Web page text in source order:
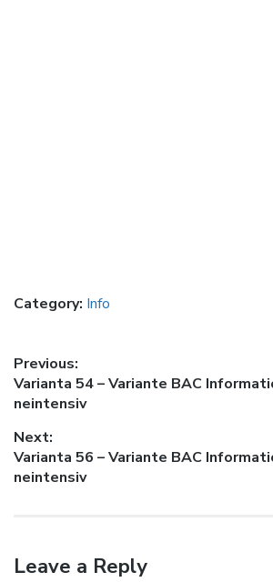
Category: Info
Post
navigation
Previous:
Previous
post:
Varianta 54 – Variante BAC
neintensiv
Next:
Next
post:
Varianta 56 – Variante BAC
neintensiv
Leave a Reply